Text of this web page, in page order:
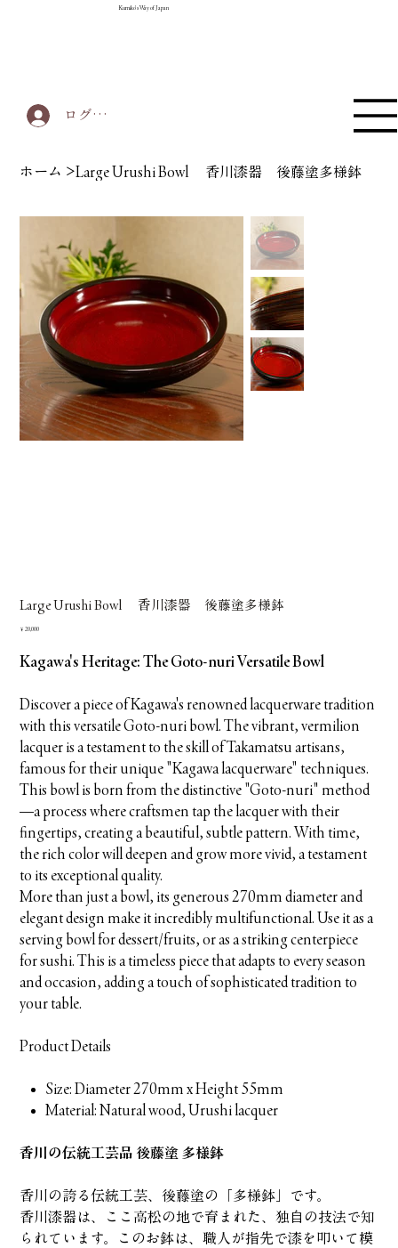
Kumiko's Way of Japan
ログイン
ホーム > Large Urushi Bowl 香川漆器 後藤塗多様鉢
Large Urushi Bowl 香川漆器 後藤塗多様鉢
価
￥20,000
Kagawa's Heritage: The Goto-nuri Versatile Bowl
Discover a piece of Kagawa's renowned lacquerware tradition
with this versatile Goto-nuri bowl. The vibrant, vermilion
lacquer is a testament to the skill of Takamatsu artisans,
famous for their unique "Kagawa lacquerware" techniques.
This bowl is born from the distinctive "Goto-nuri" method
—a process where craftsmen tap the lacquer with their
fingertips, creating a beautiful, subtle pattern. With time,
the rich color will deepen and grow more vivid, a testament
to its exceptional quality.
More than just a bowl, its generous 270mm diameter and
elegant design make it incredibly multifunctional. Use it as a
serving bowl for dessert/fruits, or as a striking centerpiece
for sushi. This is a timeless piece that adapts to every season
and occasion, adding a touch of sophisticated tradition to
your table.
Product Details
Size: Diameter 270mm x Height 55mm
Material: Natural wood, Urushi lacquer
香川の伝統工芸品 後藤塗 多様鉢
香川の誇る伝統工芸、後藤塗の「多様鉢」です。
香川漆器は、ここ高松の地で育まれた、独自の技法で知
られています。このお鉢は、職人が指先で漆を叩いて模